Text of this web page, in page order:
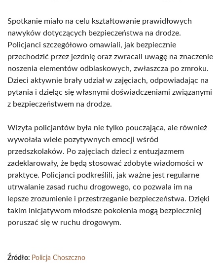
Spotkanie miało na celu kształtowanie prawidłowych
nawyków dotyczących bezpieczeństwa na drodze.
Policjanci szczegółowo omawiali, jak bezpiecznie
przechodzić przez jezdnię oraz zwracali uwagę na znaczenie
noszenia elementów odblaskowych, zwłaszcza po zmroku.
Dzieci aktywnie brały udział w zajęciach, odpowiadając na
pytania i dzieląc się własnymi doświadczeniami związanymi
z bezpieczeństwem na drodze.
Wizyta policjantów była nie tylko pouczająca, ale również
wywołała wiele pozytywnych emocji wśród
przedszkolaków. Po zajęciach dzieci z entuzjazmem
zadeklarowały, że będą stosować zdobyte wiadomości w
praktyce. Policjanci podkreślili, jak ważne jest regularne
utrwalanie zasad ruchu drogowego, co pozwala im na
lepsze zrozumienie i przestrzeganie bezpieczeństwa. Dzięki
takim inicjatywom młodsze pokolenia mogą bezpieczniej
poruszać się w ruchu drogowym.
Źródło: Policja Choszczno